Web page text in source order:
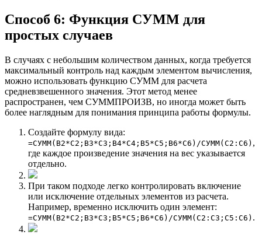
Способ 6: Функция СУММ для
простых случаев
В случаях с небольшим количеством данных, когда требуется
максимальный контроль над каждым элементом вычисления,
можно использовать функцию СУММ для расчета
средневзвешенного значения. Этот метод менее
распространен, чем СУММПРОИЗВ, но иногда может быть
более наглядным для понимания принципа работы формулы.
Создайте формулу вида:
=СУММ(B2*C2;B3*C3;B4*C4;B5*C5;B6*C6)/СУММ(C2:C6) ,
где каждое произведение значения на вес указывается
отдельно.
При таком подходе легко контролировать включение
или исключение отдельных элементов из расчета.
Например, временно исключить один элемент:
=СУММ(B2*C2;B3*C3;B5*C5;B6*C6)/СУММ(C2:C3;C5:C6) .